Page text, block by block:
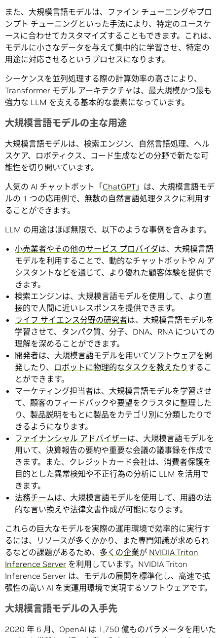
また、大規模言語モデルは、ファイン チューニングやプロ
ンプト チューニングといった手法により、特定のユースケ
ースに合わせてカスタマイズすることもできます。これは、
モデルに小さなデータを与えて集中的に学習させ、特定の
用途に対応させるというプロセスになります。
シーケンスを並列処理する際の計算効率の高さにより、
Transformer モデル アーキテクチャは、最大規模かつ最も
強力な LLM を支える基本的な要素になっています。
大規模言語モデルの主な用途
大規模言語モデルは、検索エンジン、自然言語処理、ヘル
スケア、ロボティクス、コード生成などの分野で新たな可
能性を切り開いています。
人気の AI チャットボット「ChatGPT 」は、大規模言語モデ
ルの 1 つの応用例で、無数の自然言語処理タスクに利用す
ることができます。
LLM の用途はほぼ無限で、以下のような事例を含みます。
小売業者やその他のサービス プロバイダは、大規模言語
モデルを利用することで、動的なチャットボットや AI ア
シスタントなどを通じて、より優れた顧客体験を提供で
きます。
検索エンジンは、大規模言語モデルを使用して、より直
接的で人間に近いレスポンスを提供できます。
ライフ サイエンス分野の研究者は、大規模言語モデルを
学習させて、タンパク質、分子、DNA、RNA についての
理解を深めることができます。
開発者は、大規模言語モデルを用いて ソフトウェアを開
発したり、 ロボットに物理的なタスクを教えたり するこ
とができます。
マーケティング担当者は、大規模言語モデルを学習させ
て、顧客のフィードバックや要望をクラスタに整理した
り、製品説明をもとに製品をカテゴリ別に分類したりで
きるようになります。
ファイナンシャル アドバイザーは、大規模言語モデルを
用いて、決算報告の要約や重要な会議の議事録を作成で
きます。また、クレジットカード会社は、消費者保護を
目的とした異常検知や不正行為の分析に LLM を活用で
きます。
法務チームは、大規模言語モデルを使用して、用語の法
的な言い換えや法律文書作成が可能になります。
これらの巨大なモデルを実際の運用環境で効率的に実行す
るには、リソースが多くかかり、また専門知識が求められ
るなどの課題があるため、 多くの企業が NVIDIA Triton
Inference Server を利用しています。NVIDIA Triton
Inference Server は、モデルの展開を標準化し、高速で拡
張性の高い AI を実運用環境で実現するソフトウェアです。
大規模言語モデルの入手先
2020 年 6 月、OpenAI は 1,750 億ものパラメータを用いた